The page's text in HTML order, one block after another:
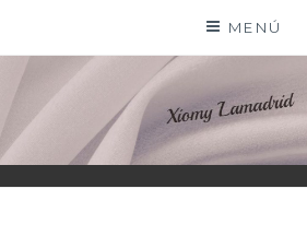
contenido
MENÚ
XIOMY